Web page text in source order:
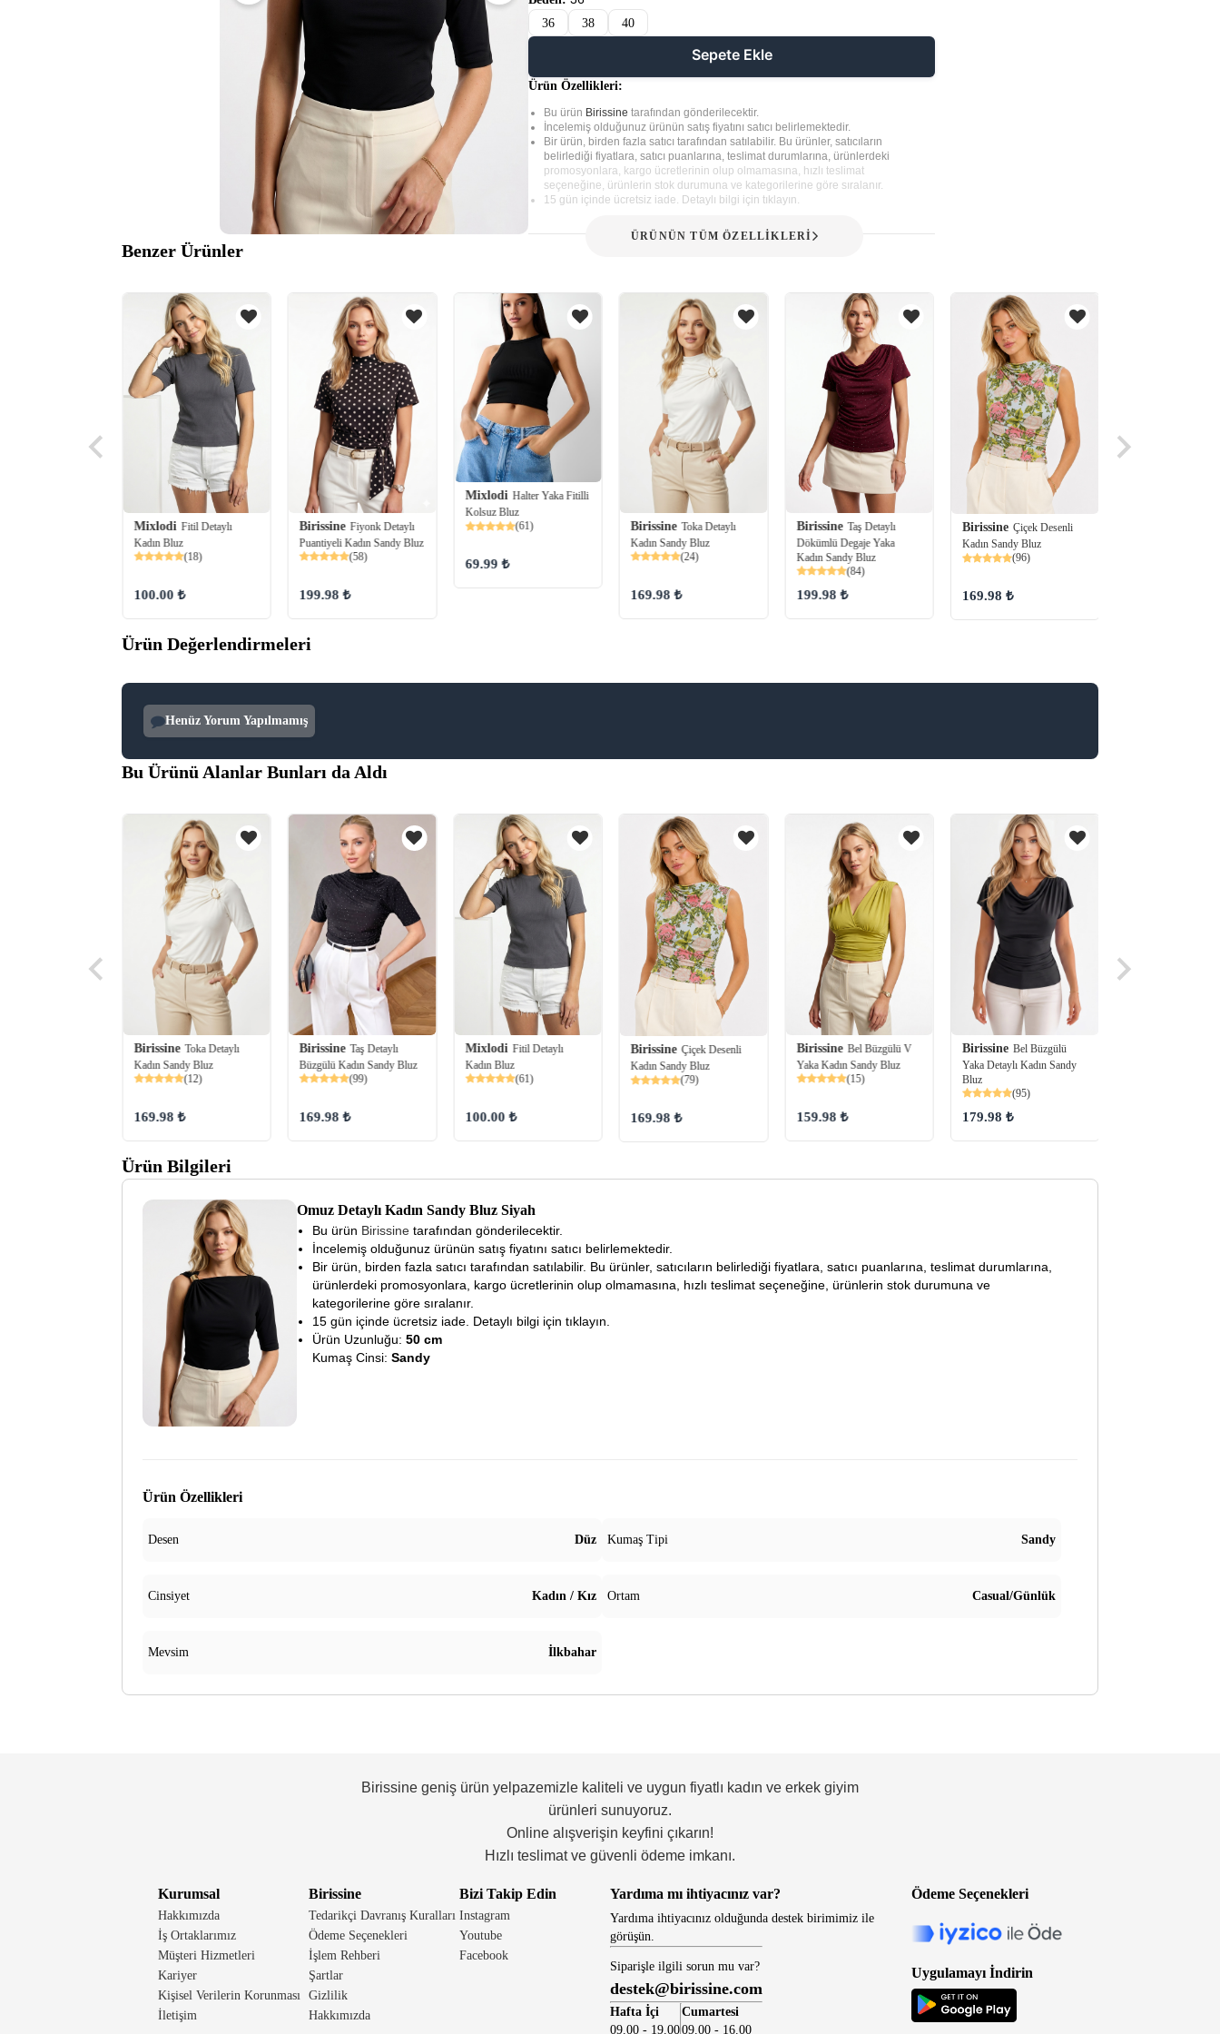
36 38 40
Sepete Ekle
Ürün Özellikleri:
Bu ürün Birissinetarafından gönderilecektir.
İncelemiş olduğunuz ürünün satış fiyatını satıcı belirlemektedir.
Bir ürün, birden fazla satıcı tarafından satılabilir. Bu ürünler, satıcıların
belirlediği fiyatlara, satıcı puanlarına, teslimat durumlarına, ürünlerdeki
promosyonlara, kargo ücretlerinin olup olmamasına, hızlı teslimat
seçeneğine, ürünlerin stok durumuna ve kategorilerine göre sıralanır.
15 gün içinde ücretsiz iade. Detaylı bilgi için tıklayın.
ÜRÜNÜN TÜM ÖZELLİKLERİ
Benzer Ürünler
Mixlodi Fitil Detaylı
Kadın Bluz
(18)
100.00 ₺
Birissine Fiyonk Detaylı
Puantiyeli Kadın Sandy Bluz
(58)
199.98 ₺
Mixlodi Halter Yaka Fitilli
Kolsuz Bluz
(61)
69.99 ₺
Birissine Toka Detaylı
Kadın Sandy Bluz
(24)
169.98 ₺
Birissine Taş Detaylı
Dökümlü Degaje Yaka
Kadın Sandy Bluz
(84)
199.98 ₺
Birissine Çiçek Desenli
Kadın Sandy Bluz
(96)
169.98 ₺
Ürün Değerlendirmeleri
Henüz Yorum Yapılmamış
Bu Ürünü Alanlar Bunları da Aldı
Birissine Toka Detaylı
Kadın Sandy Bluz
(12)
169.98 ₺
Birissine Taş Detaylı
Büzgülü Kadın Sandy Bluz
(99)
169.98 ₺
Mixlodi Fitil Detaylı
Kadın Bluz
(61)
100.00 ₺
Birissine Çiçek Desenli
Kadın Sandy Bluz
(79)
169.98 ₺
Birissine Bel Büzgülü V
Yaka Kadın Sandy Bluz
(15)
159.98 ₺
Birissine Bel Büzgülü
Yaka Detaylı Kadın Sandy
Bluz
(95)
179.98 ₺
Ürün Bilgileri
Omuz Detaylı Kadın Sandy Bluz Siyah
Bu ürün Birissinetarafından gönderilecektir.
İncelemiş olduğunuz ürünün satış fiyatını satıcı belirlemektedir.
Bir ürün, birden fazla satıcı tarafından satılabilir. Bu ürünler, satıcıların belirlediği fiyatlara, satıcı puanlarına, teslimat durumlarına,
ürünlerdeki promosyonlara, kargo ücretlerinin olup olmamasına, hızlı teslimat seçeneğine, ürünlerin stok durumuna ve
kategorilerine göre sıralanır.
15 gün içinde ücretsiz iade. Detaylı bilgi için tıklayın.
Ürün Uzunluğu:50 cm
Kumaş Cinsi:Sandy
Ürün Özellikleri
Desen Düz Kumaş Tipi Sandy
Cinsiyet Kadın / Kız Ortam Casual/Günlük
Mevsim İlkbahar
Birissine geniş ürün yelpazemizle kaliteli ve uygun fiyatlı kadın ve erkek giyim
ürünleri sunuyoruz.
Online alışverişin keyfini çıkarın!
Hızlı teslimat ve güvenli ödeme imkanı.
Kurumsal
Hakkımızda
İş Ortaklarımız
Müşteri Hizmetleri
Kariyer
Kişisel Verilerin Korunması
İletişim
Birissine
Tedarikçi Davranış Kuralları
Ödeme Seçenekleri
İşlem Rehberi
Şartlar
Gizlilik
Hakkımızda
Bizi Takip Edin
Instagram
Youtube
Facebook
Yardıma mı ihtiyacınız var?
Yardıma ihtiyacınız olduğunda destek birimimiz ile
görüşün.
Siparişle ilgili sorun mu var?
destek@birissine.com
Hafta İçi
09.00 - 19.00
Cumartesi
09.00 - 16.00
Ödeme Seçenekleri
Uygulamayı İndirin